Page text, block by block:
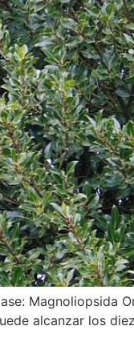
Magnoliopsida
alcanzar los